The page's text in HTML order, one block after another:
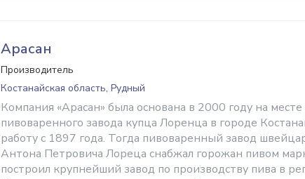
Арасан
Производитель
Костанайская область, Рудный
Компания «Арасан» была основана в 2000 году на
пивоваренного завода купца Лоренца в городе
работу с 1897 года. Тогда пивоваренный завод
Антона Петровича Лореца снабжал горожан пивом
построил крупнейший завод по производству пива в